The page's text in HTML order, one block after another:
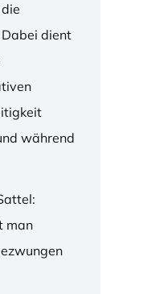
dient
während
man